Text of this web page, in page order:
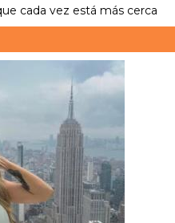
cada vez está más cerca